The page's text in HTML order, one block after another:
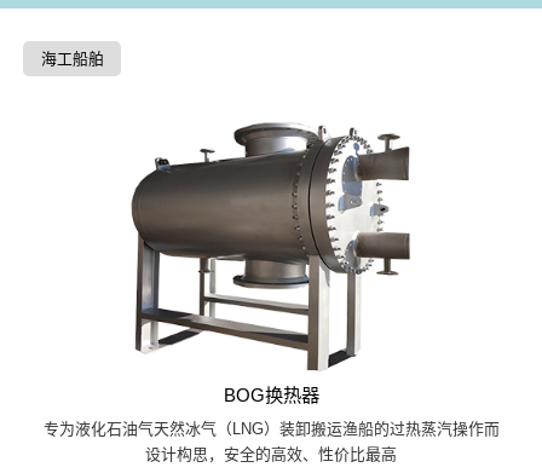
海工船舶
BOG换热器
专为液化石油气天然冰气（LNG）装卸搬运渔船的过热蒸汽操作而
设计构思，安全的高效、性价比最高